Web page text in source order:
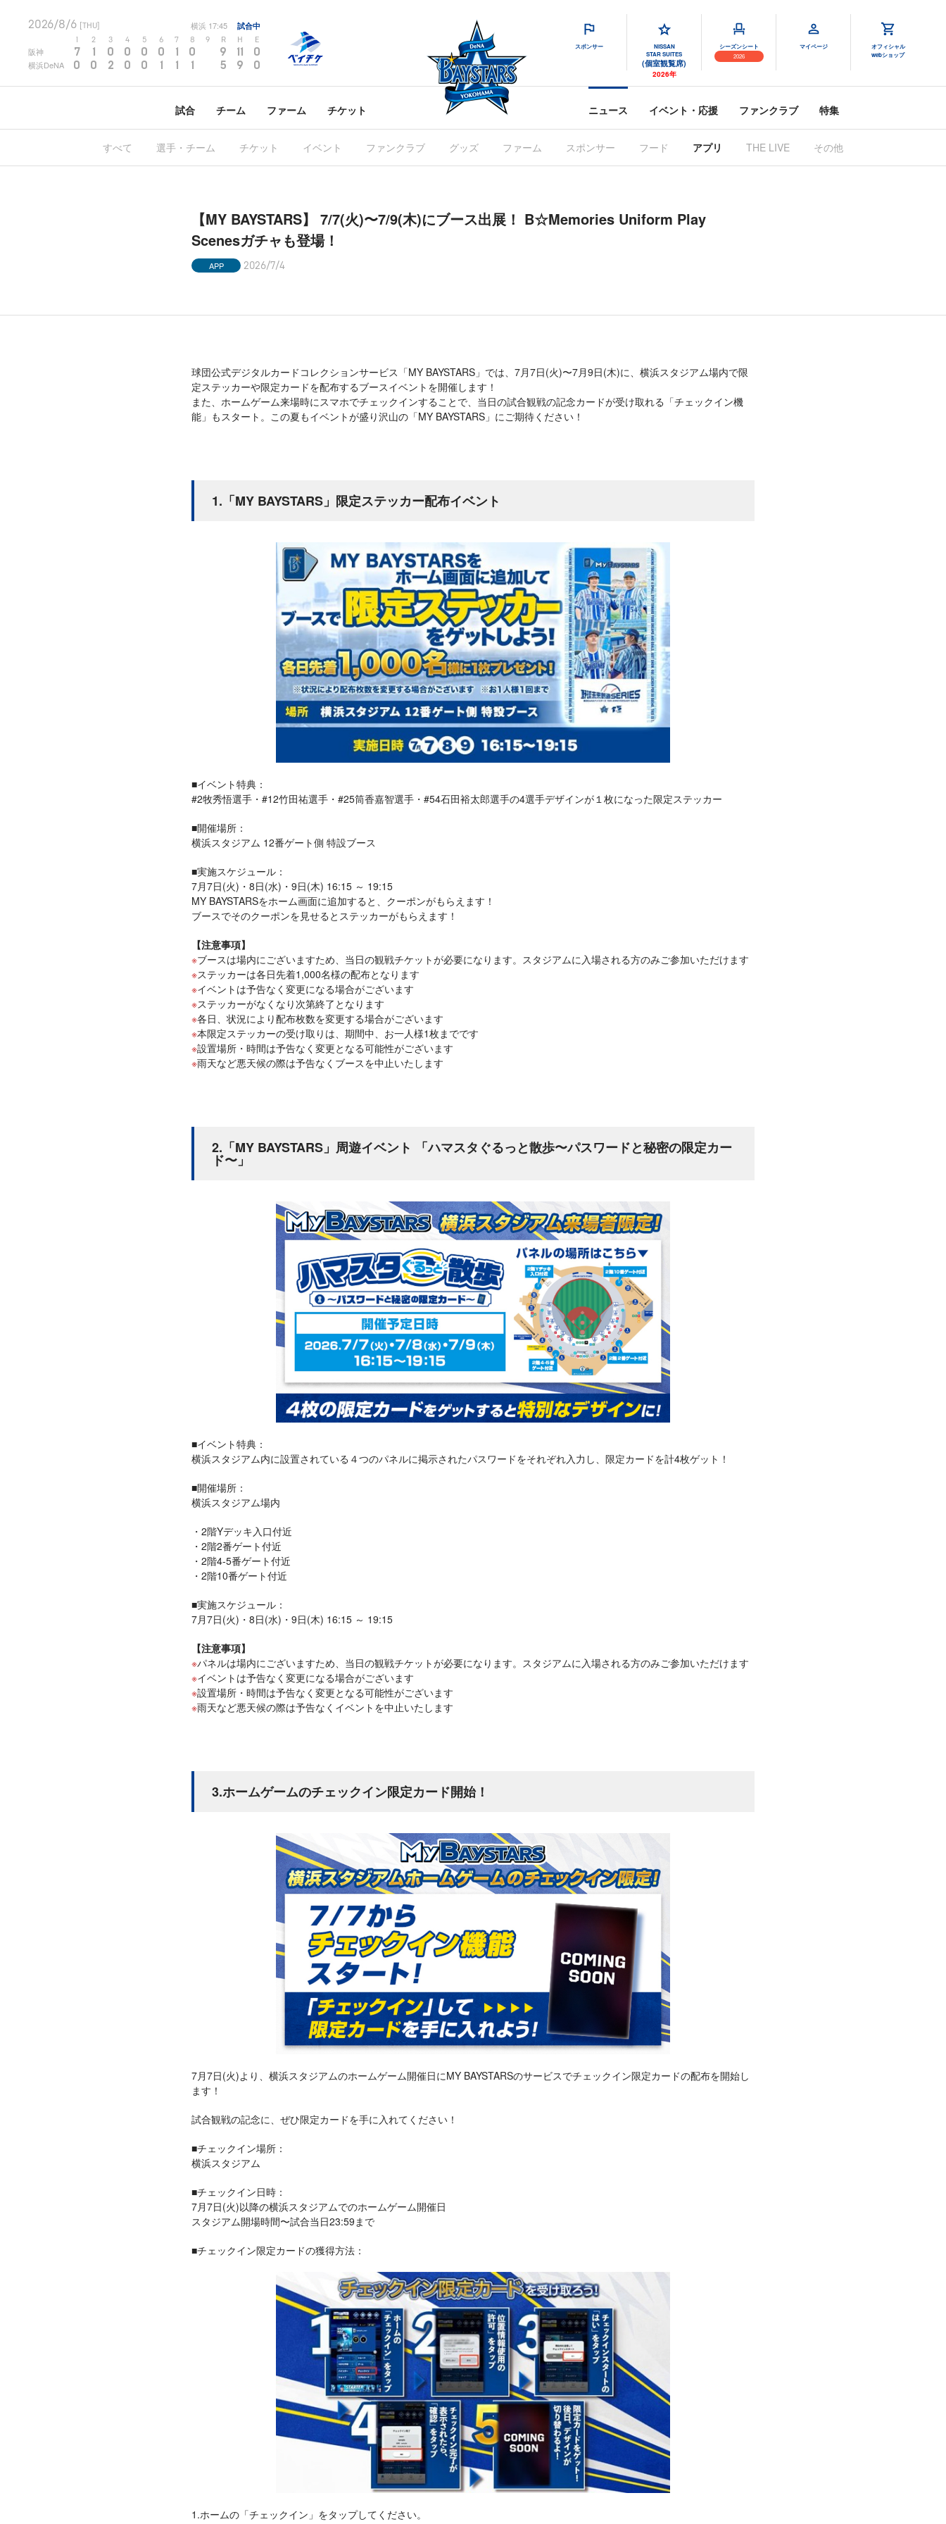
2026/8/6 [THU] 横浜 17:45 試合中
2 3 4 5 6 7 8 9 R H E
阪神 7 1 0 0 0 0 1 0 9 11 0
横浜DeNA 0 0 2 0 0 1 1 1 5 9 0
スポンサー
NISSAN
STAR SUITES
(個室観覧席)
2026年
シーズンシート
2026
マイページ
オフィシャル
webショップ
試合 チーム ファーム チケット ニュース イベント・応援 ファンクラブ 特集
すべて 選手・チーム チケット イベント ファンクラブ グッズ ファーム スポンサー フード アプリ THE LIVE その他
【MY BAYSTARS】 7/7(火)〜7/9(木)にブース出展！ B☆Memories Uniform Play
Scenesガチャも登場！
APP 2026/7/4
球団公式デジタルカードコレクションサービス「MY BAYSTARS」では、7月7日(火)〜7月9日(木)に、横浜スタジアム場内で限
定ステッカーや限定カードを配布するブースイベントを開催します！
また、ホームゲーム来場時にスマホでチェックインすることで、当日の試合観戦の記念カードが受け取れる「チェックイン機
能」もスタート。この夏もイベントが盛り沢山の「MY BAYSTARS」にご期待ください！
1.「MY BAYSTARS」限定ステッカー配布イベント
■イベント特典：
#2牧秀悟選手・#12竹田祐選手・#25筒香嘉智選手・#54石田裕太郎選手の4選手デザインが１枚になった限定ステッカー
■開催場所：
横浜スタジアム 12番ゲート側 特設ブース
■実施スケジュール：
7月7日(火)・8日(水)・9日(木) 16:15 ～ 19:15
MY BAYSTARSをホーム画面に追加すると、クーポンがもらえます！
ブースでそのクーポンを見せるとステッカーがもらえます！
【注意事項】
ブースは場内にございますため、当日の観戦チケットが必要になります。スタジアムに入場される方のみご参加いただけます
ステッカーは各日先着1,000名様の配布となります
イベントは予告なく変更になる場合がございます
ステッカーがなくなり次第終了となります
各日、状況により配布枚数を変更する場合がございます
本限定ステッカーの受け取りは、期間中、お一人様1枚までです
設置場所・時間は予告なく変更となる可能性がございます
雨天など悪天候の際は予告なくブースを中止いたします
2.「MY BAYSTARS」周遊イベント 「ハマスタぐるっと散歩〜パスワードと秘密の限定カー
ド〜」
■イベント特典：
横浜スタジアム内に設置されている４つのパネルに掲示されたパスワードをそれぞれ入力し、限定カードを計4枚ゲット！
■開催場所：
横浜スタジアム場内
2階Yデッキ入口付近
2階2番ゲート付近
2階4-5番ゲート付近
2階10番ゲート付近
■実施スケジュール：
7月7日(火)・8日(水)・9日(木) 16:15 ～ 19:15
【注意事項】
パネルは場内にございますため、当日の観戦チケットが必要になります。スタジアムに入場される方のみご参加いただけます
イベントは予告なく変更になる場合がございます
設置場所・時間は予告なく変更となる可能性がございます
雨天など悪天候の際は予告なくイベントを中止いたします
3.ホームゲームのチェックイン限定カード開始！
7月7日(火)より、横浜スタジアムのホームゲーム開催日にMY BAYSTARSのサービスでチェックイン限定カードの配布を開始し
ます！
試合観戦の記念に、ぜひ限定カードを手に入れてください！
■チェックイン場所：
横浜スタジアム
■チェックイン日時：
7月7日(火)以降の横浜スタジアムでのホームゲーム開催日
スタジアム開場時間〜試合当日23:59まで
■チェックイン限定カードの獲得方法：
1.ホームの「チェックイン」をタップしてください。